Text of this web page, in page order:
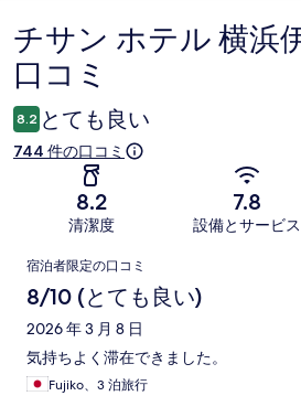
口
コ
ミ
チサン ホテル 横浜
口コミ
8.2 とても良い
744 件の口コミ
8.2
清潔度
7.8
設備とサービス
口
コ
ミ
宿泊者限定の口コミ
8/10 (とても良い)
2026 年 3 月 8 日
気持ちよく滞在できました。
Fujiko、3 泊旅行